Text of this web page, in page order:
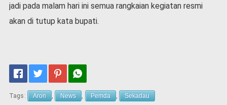
jadi pada malam hari ini semua rangkaian kegiatan resmi
akan di tutup kata bupati.
Tags: Aron News Pemda Sekadau